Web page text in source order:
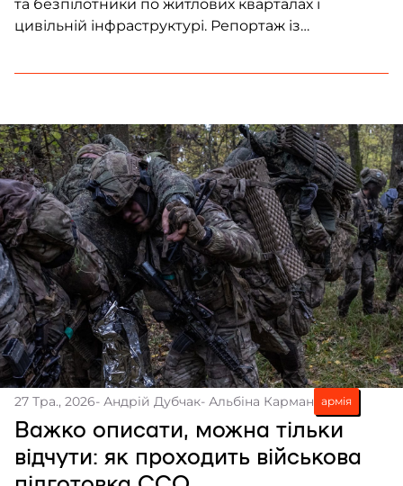
та безпілотники по житлових кварталах і
цивільній інфраструктурі. Репортаж із
27 Тра., 2026- Андрій Дубчак- Альбіна Карман армія
Важко описати, можна тільки
відчути: як проходить військова